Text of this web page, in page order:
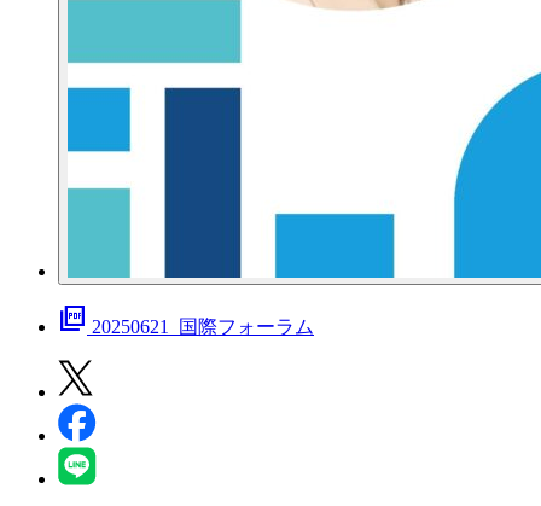
picture_as_pdf 20250621_国際フォーラム